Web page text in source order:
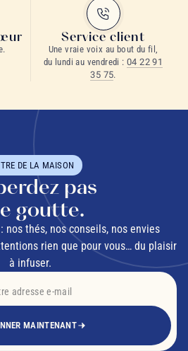
Service client
Une vraie voix au bout du fil,
du lundi au vendredi :04 22 91
35 75.
DE LA MAISON
pas
goutte.
nos thés, nos conseils, nos envies
rien que pour vous… du plaisir
à infuser.
MAINTENANT